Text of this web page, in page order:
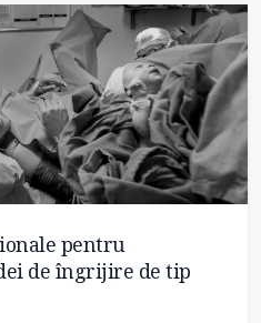
pentru
de îngrijire de tip